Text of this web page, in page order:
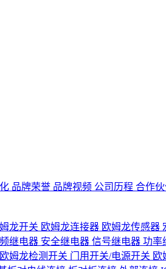
品牌荣誉 品牌视频 公司历程 合作
龙开关 欧姆龙连接器 欧姆龙传感器
继电器 安全继电器 信号继电器 功率
欧姆龙检测开关 门用开关/电源开关 欧